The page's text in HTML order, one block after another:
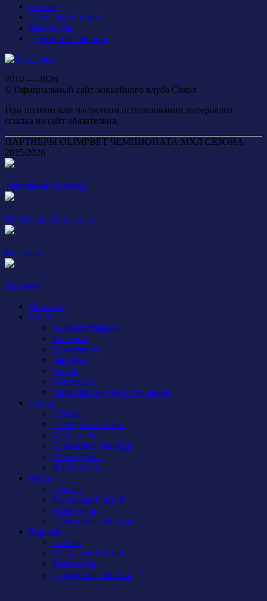
Состав
Тренерский штаб
Календарь
Турнирная таблица
2010 — 2026
© Официальный сайт хоккейного клуба Сокол
При полном или частичном использовании материалов
ссылка на сайт обязательна.
ПАРТНЕРЫ OLIMPBET ЧЕМПИОНАТА МХЛ СЕЗОНА
2025/2026
Титульный партнер
Генеральный партнер
Партнер
Партнер
Новости
Клуб
Администрация
История
Документы
Закупки
Арена
Контакты
Правила поведения на арене
Сокол
Состав
Тренерский штаб
Календарь
Турнирная таблица
Атрибутика
Фан-сектор
Рыси
Состав
Тренерский штаб
Календарь
Турнирная таблица
Бирюса
Состав
Тренерский штаб
Календарь
Турнирная таблица